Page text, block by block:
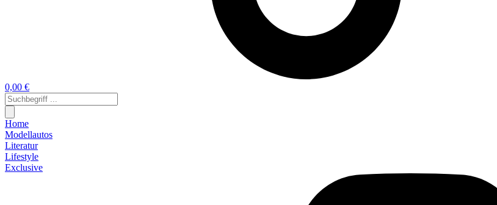
0,00 €
Home
Modellautos
Literatur
Lifestyle
Exclusive